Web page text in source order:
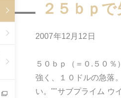
２５ｂｐで
2007年12月12日
５０ｂｐ（＝０.５０
強く、１０ドルの急落
い。""サブプライム ウ